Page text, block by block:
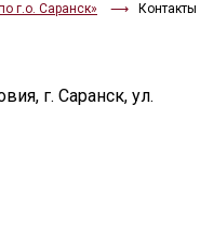
г.о. Саранск» Контакты
г. Саранск, ул.